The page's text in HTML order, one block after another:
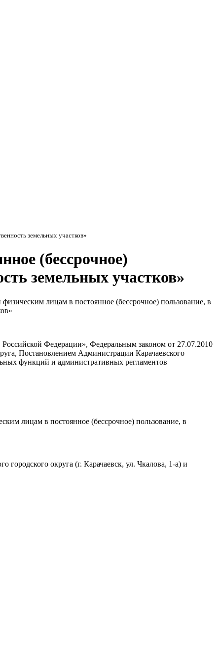
земельных участков»
(бессрочное)
земельных участков»
лицам в постоянное (бессрочное) пользование, в
Федерации», Федеральным законом от 27.07.2010
Постановлением Администрации Карачаевского
функций и административных регламентов
лицам в постоянное (бессрочное) пользование, в
округа (г. Карачаевск, ул. Чкалова, 1-а) и